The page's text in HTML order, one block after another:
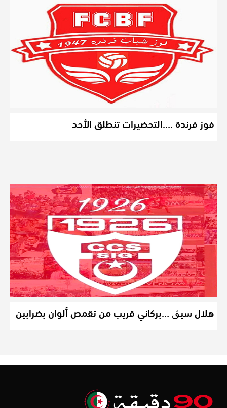
فوز فرندة ….التحضيرات تنطلق الأحد
هلال سيڨ …بركاني قريب من تقمص ألوان بضرابين